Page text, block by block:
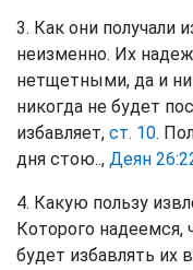
3. Как они получали
неизменно. Их
нетщетными, да и
никогда не будет
избавляет, ст. 10.
дня стою.., Деян
4. Какую пользу
Которого надеемся,
будет избавлять их